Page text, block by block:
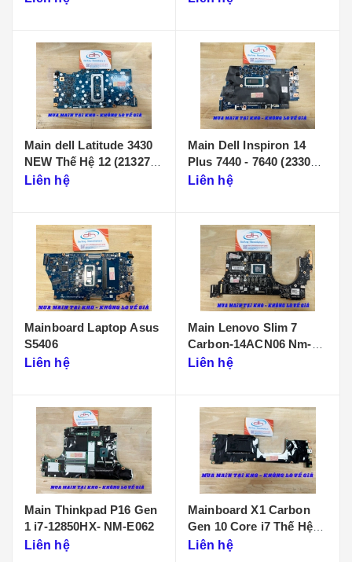
Main dell Latitude 3430
NEW Thế Hệ 12 (213274-
1)
Liên hệ
Main Dell Inspiron 14
Plus 7440 - 7640 (233086-
1)
Liên hệ
Mainboard Laptop Asus
S5406
Liên hệ
Main Lenovo Slim 7
Carbon-14ACN06 Nm-
D901
Liên hệ
Main Thinkpad P16 Gen
1 i7-12850HX- NM-E062
Liên hệ
Mainboard X1 Carbon
Gen 10 Core i7 Thế Hệ
12 - NM-D961
Liên hệ